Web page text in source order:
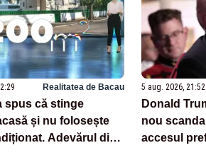
Realitatea de Bacau
spus că stinge
și nu folosește
Adevărul din
5 aug. 2026, 21:52
Donald
nou
accesul